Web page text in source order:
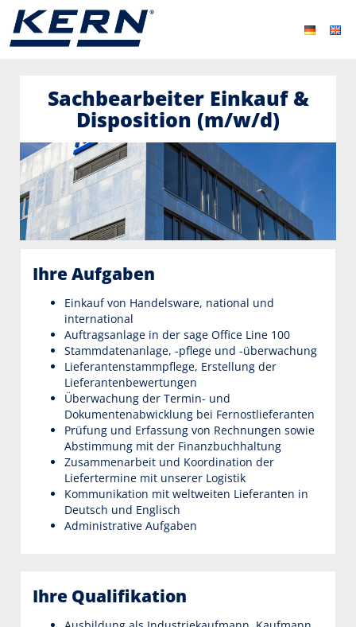
Sachbearbeiter Einkauf &
Disposition (m/w/d)
Ihre Aufgaben
Einkauf von Handelsware, national und
international
Auftragsanlage in der sage Office Line 100
Stammdatenanlage, -pflege und -überwachung
Lieferantenstammpflege, Erstellung der
Lieferantenbewertungen
Überwachung der Termin- und
Dokumentenabwicklung bei Fernostlieferanten
Prüfung und Erfassung von Rechnungen sowie
Abstimmung mit der Finanzbuchhaltung
Zusammenarbeit und Koordination der
Liefertermine mit unserer Logistik
Kommunikation mit weltweiten Lieferanten in
Deutsch und Englisch
Administrative Aufgaben
Ihre Qualifikation